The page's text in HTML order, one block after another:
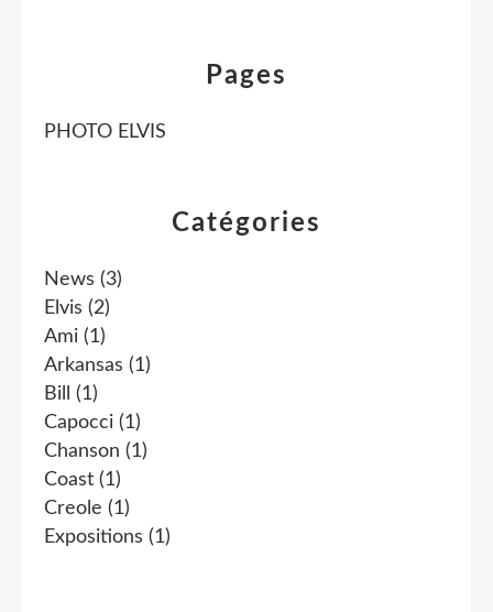
Catégories
News (3)
Elvis (2)
Ami (1)
Arkansas (1)
Bill
(1)
Capocci (1)
Chanson (1)
Coast (1)
Creole (1)
Expositions (1)
Pages
PHOTO ELVIS